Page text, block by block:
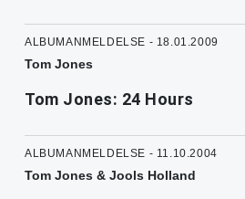
ALBUMANMELDELSE - 18.01.2009
Tom Jones
Tom Jones: 24 Hours
ALBUMANMELDELSE - 11.10.2004
Tom Jones & Jools Holland